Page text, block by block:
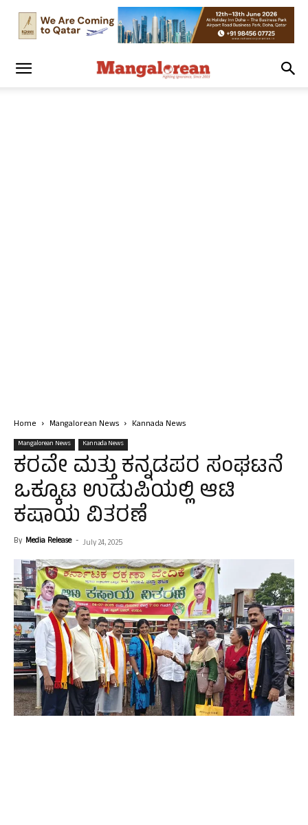
Home Mangalorean News Kannada News
Mangalorean News Kannada News
ಕರವೇ ಮತ್ತು ಕನ್ನಡಪರ ಸಂಘಟನೆ
ಒಕ್ಕೂಟ ಉಡುಪಿಯಲ್ಲಿ ಆಟಿ
ಕಷಾಯ ವಿತರಣೆ
By Media Release - July 24, 2025